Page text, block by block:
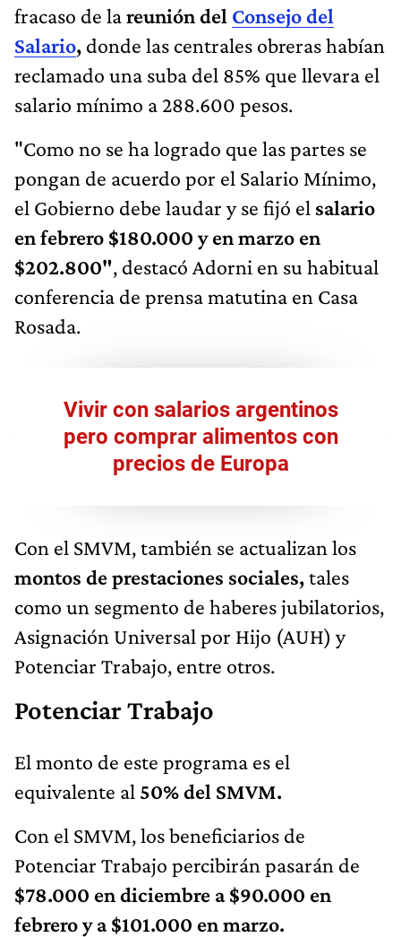
fracaso de lareunión del Consejo del
Salario, donde las centrales obreras habían
reclamado una suba del 85% que llevara el
salario mínimo a 288.600 pesos.
"Como no se ha logrado que las partes se
pongan de acuerdo por el Salario Mínimo,
el Gobierno debe laudar y se fijó el salario
en febrero $180.000 y en marzo en
$202.800", destacó Adorni en su habitual
conferencia de prensa matutina en Casa
Rosada.
Vivir con salarios argentinos
pero comprar alimentos con
precios de Europa
Con el SMVM, también se actualizan los
montos de prestaciones sociales,tales
como un segmento de haberes jubilatorios,
Asignación Universal por Hijo (AUH) y
Potenciar Trabajo, entre otros.
Potenciar Trabajo
El monto de este programa es el
equivalente al 50% del SMVM.
Con el SMVM, los beneficiarios de
Potenciar Trabajo percibirán pasarán de
$78.000 en diciembre a $90.000 en
febrero y a $101.000 en marzo.